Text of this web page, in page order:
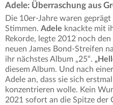
Adele: Überraschung aus
Die 10er-Jahre waren
Stimmen. Adele knackte mit
Rekorde, legte 2012 noch
neuen James Bond-Streifen
ihr nächstes Album „25“.
diesem Album. Und nach
Adele an, dass sie sich
konzentrieren wolle. Kein
2021 sofort an die Spitze der